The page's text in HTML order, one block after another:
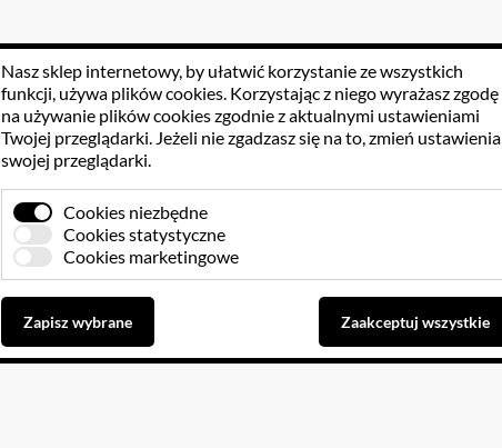
Nasz sklep internetowy, by ułatwić korzystanie ze wszystkich
funkcji, używa plików cookies. Korzystając z niego wyrażasz zgodę
na używanie plików cookies zgodnie z aktualnymi ustawieniami
Twojej przeglądarki. Jeżeli nie zgadzasz się na to, zmień ustawienia
swojej przeglądarki.
Cookies niezbędne
Cookies statystyczne
Cookies marketingowe
Zapisz wybrane Zaakceptuj wszystkie